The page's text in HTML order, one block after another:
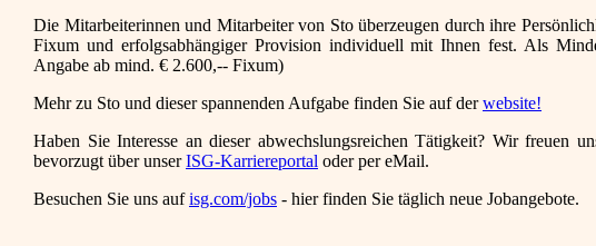
Die Mitarbeiterinnen und Mitarbeiter von Sto überzeugen durch ihre
Fixum und erfolgsabhängiger Provision individuell mit Ihnen fest. Als
Angabe ab mind. € 2.600,-- Fixum)
Mehr zu Sto und dieser spannenden Aufgabe finden Sie auf derwebsite!
Haben Sie Interesse an dieser abwechslungsreichen Tätigkeit? Wir freuen
bevorzugt über unserISG-Karriereportal oder per eMail.
Besuchen Sie uns aufisg.com/jobs - hier finden Sie täglich neue Jobangebote.